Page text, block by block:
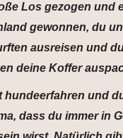
Los gezogen und
gewonnen, du
ausreisen und
deine Koffer
hundeerfahren und
dass du immer in